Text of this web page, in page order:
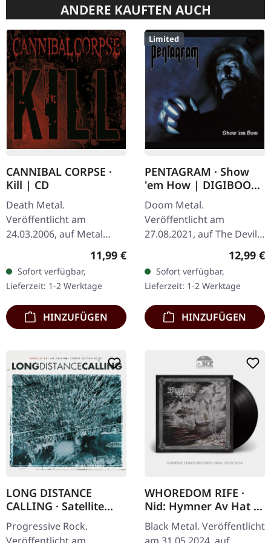
ANDERE KAUFTEN AUCH
CANNIBAL CORPSE ·
Kill | CD
Death Metal.
Veröffentlicht am
24.03.2006, auf Metal
Blade Records. CD im
Jewelcase mit 16-seitigem
Booklet. Cannibal Corpse
entfesseln pure
sonische…
Regulärer Preis:
11,99 €
Sofort verfügbar,
Lieferzeit: 1-2 Werktage
HINZUFÜGEN
Limited
PENTAGRAM · Show
'em How | DIGIBOOK
CD
Doom Metal.
Veröffentlicht am
27.08.2021, auf The Devil's
Elixirs Records. CD im
DigiBook, limitiert auf 999
handnummerierte
Exemplare. Das Album…
12,99 €
Sofort verfügbar,
Lieferzeit: 1-2 Werktage
HINZUFÜGEN
LONG DISTANCE
CALLING · Satellite
Bay + Dmnstrtn |
DIGIPAK 2CD
Progressive Rock.
Veröffentlicht am
WHOREDOM RIFE ·
Nid: Hymner Av Hat |
BLACK LP
Black Metal. Veröffentlicht
am 31.05.2024, auf